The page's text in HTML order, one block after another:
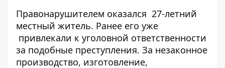
Правонарушителем оказался 27-летний
местный житель. Ранее его уже
привлекали к уголовной ответственности
за подобные преступления. За незаконное
производство, изготовление,